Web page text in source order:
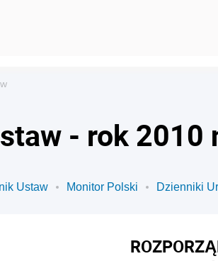
- rok 2010
Ustaw Monitor Polski Dzienniki